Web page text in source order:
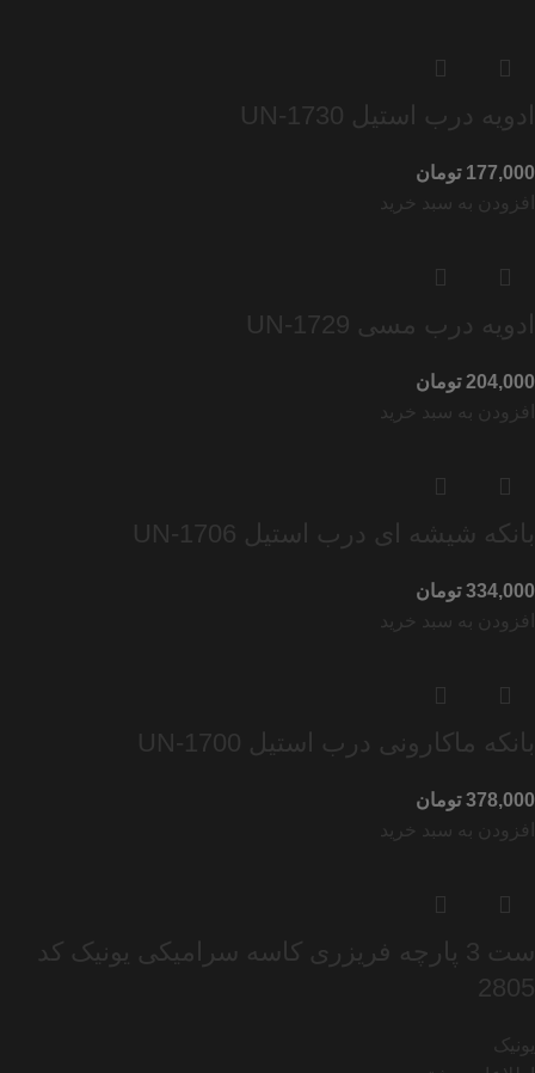
ادویه درب استیل UN-1730
تومان
افزودن به سبد خرید
ادویه درب مسی UN-1729
تومان
افزودن به سبد خرید
بانکه شیشه ای درب استیل UN-1706
تومان
افزودن به سبد خرید
بانکه ماکارونی درب استیل UN-1700
تومان
افزودن به سبد خرید
ست 3 پارچه فریزری کاسه سرامیکی یونیک کد
2805
یونیک